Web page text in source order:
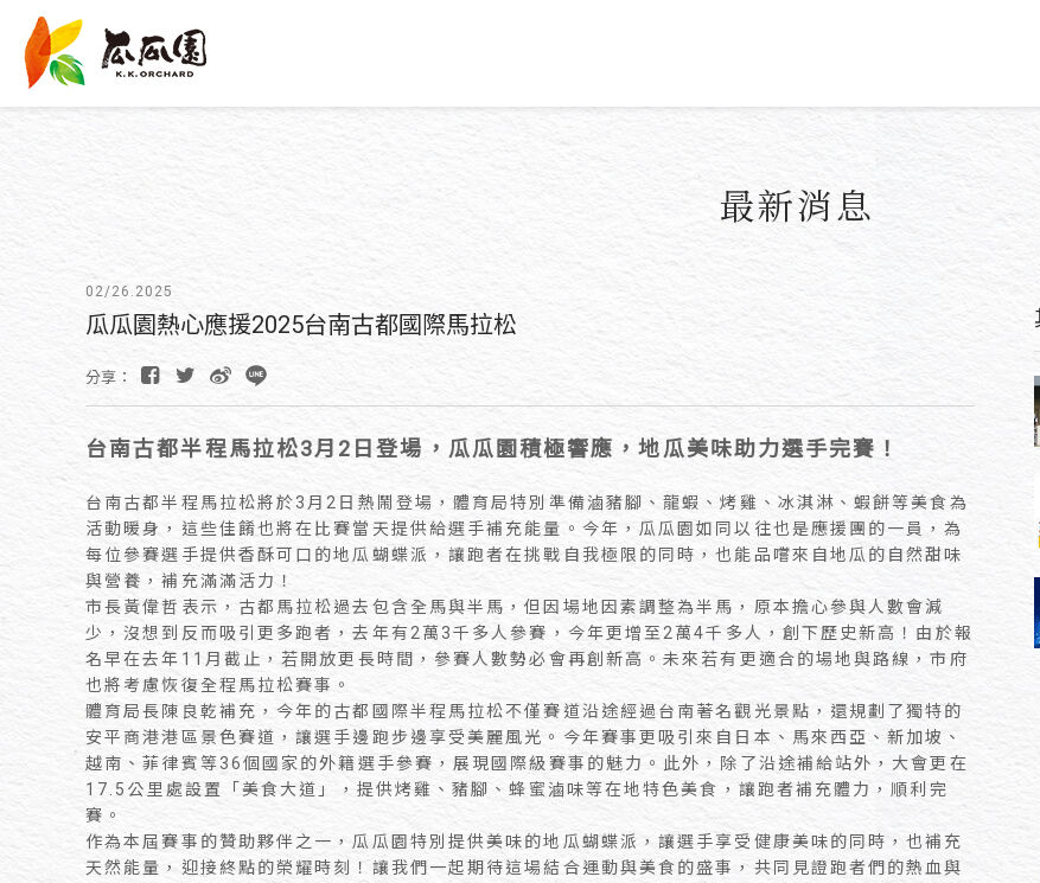
最新消息
02/26.2025
瓜瓜園熱心應援2025台南古都國際馬拉松
分享：
台南古都半程馬拉松3月2日登場，瓜瓜園積極響應，地瓜美味助力選手完賽！
台南古都半程馬拉松將於3月2日熱鬧登場，體育局特別準備滷豬腳、龍蝦、烤雞、冰淇淋、蝦餅等美食為
活動暖身，這些佳餚也將在比賽當天提供給選手補充能量。今年，瓜瓜園如同以往也是應援團的一員，為
每位參賽選手提供香酥可口的地瓜蝴蝶派，讓跑者在挑戰自我極限的同時，也能品嚐來自地瓜的自然甜味
與營養，補充滿滿活力！
市長黃偉哲表示，古都馬拉松過去包含全馬與半馬，但因場地因素調整為半馬，原本擔心參與人數會減
少，沒想到反而吸引更多跑者，去年有2萬3千多人參賽，今年更增至2萬4千多人，創下歷史新高！由於報
名早在去年11月截止，若開放更長時間，參賽人數勢必會再創新高。未來若有更適合的場地與路線，市府
也將考慮恢復全程馬拉松賽事。
體育局長陳良乾補充，今年的古都國際半程馬拉松不僅賽道沿途經過台南著名觀光景點，還規劃了獨特的
安平商港港區景色賽道，讓選手邊跑步邊享受美麗風光。今年賽事更吸引來自日本、馬來西亞、新加坡、
越南、菲律賓等36個國家的外籍選手參賽，展現國際級賽事的魅力。此外，除了沿途補給站外，大會更在
17.5公里處設置「美食大道」，提供烤雞、豬腳、蜂蜜滷味等在地特色美食，讓跑者補充體力，順利完
賽。
作為本屆賽事的贊助夥伴之一，瓜瓜園特別提供美味的地瓜蝴蝶派，讓選手享受健康美味的同時，也補充
天然能量，迎接終點的榮耀時刻！讓我們一起期待這場結合運動與美食的盛事，共同見證跑者們的熱血與